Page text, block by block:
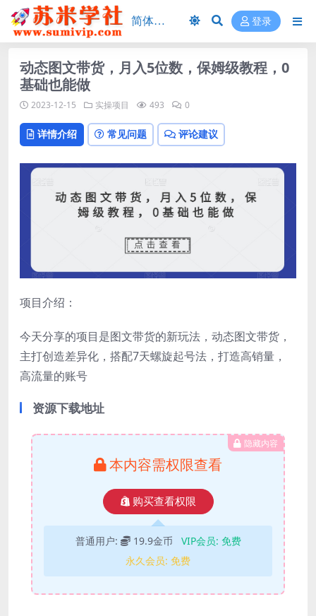
登录
动态图文带货，月入5位数，保姆级教程，0
基础也能做
2023-12-15 实操项目 493 0
详情介绍 常见问题 评论建议
项目介绍：
今天分享的项目是图文带货的新玩法，动态图文带货，
主打创造差异化，搭配7天螺旋起号法，打造高销量，
高流量的账号
资源下载地址
隐藏内容
本内容需权限查看
购买查看权限
普通用户: 19.9金币 VIP会员: 免费
永久会员: 免费